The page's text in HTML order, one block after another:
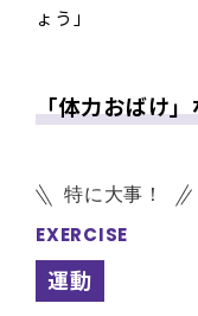
ょう」
「体力おばけ
特に大事！
EXERCISE
運動